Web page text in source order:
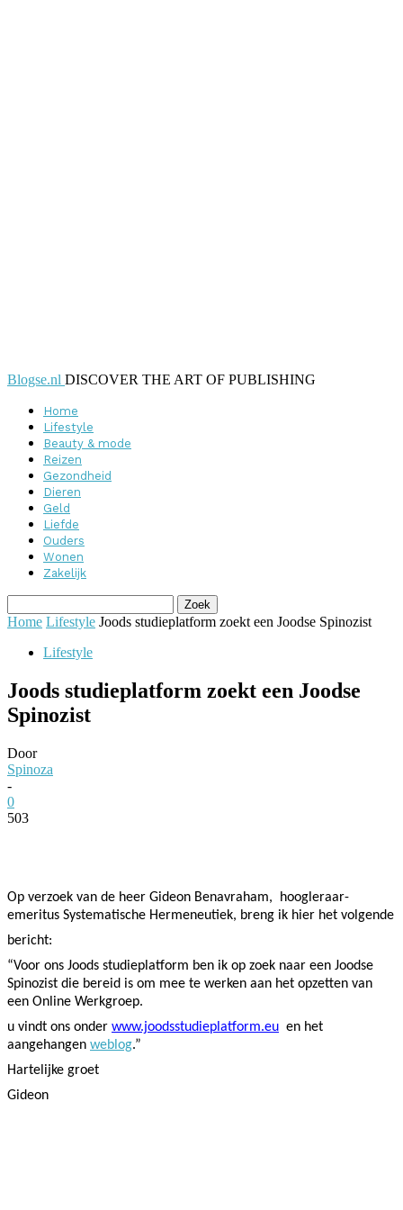
Blogse.nl DISCOVER THE ART OF PUBLISHING
Home
Lifestyle
Beauty & mode
Reizen
Gezondheid
Dieren
Geld
Liefde
Ouders
Wonen
Zakelijk
Home Lifestyle Joods studieplatform zoekt een Joodse Spinozist
Lifestyle
Joods studieplatform zoekt een Joodse
Spinozist
Door
Spinoza
-
0
503
Op verzoek van de heer Gideon Benavraham,
hoogleraar-
emeritus Systematische Hermeneutiek, breng ik hier het volgende
bericht:
“Voor ons Joods studieplatform ben ik op zoek naar een Joodse
Spinozist die bereid is om mee te werken aan het opzetten van
een Online Werkgroep.
u vindt ons onder www.joodsstudieplatform.eu en het
aangehangen weblog.”
Hartelijke groet
Gideon